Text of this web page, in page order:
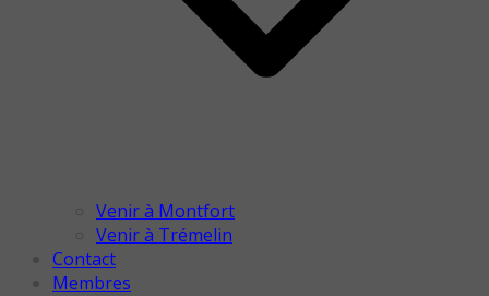
Venir à Montfort
Venir à Trémelin
Contact
Membres